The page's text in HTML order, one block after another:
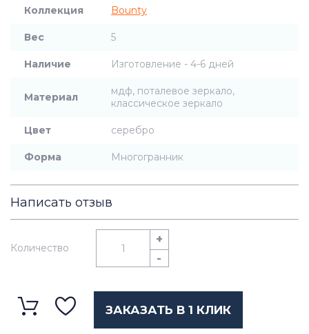
Коллекция Bounty
Вес 5
Наличие Изготовление - 4-6 дней
Материал
мдф, поталевое зеркало,
классическое зеркало
Цвет серебро
Форма Многогранник
Написать отзыв
Количество
+
-
ЗАКАЗАТЬ В 1 КЛИК